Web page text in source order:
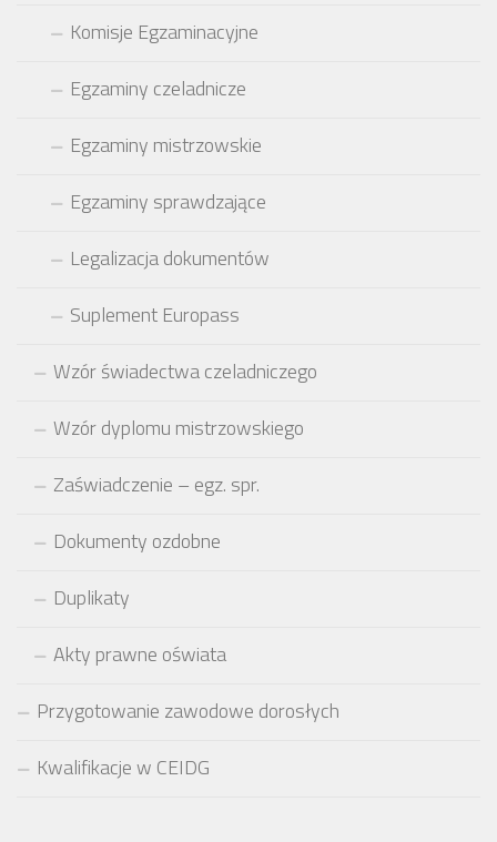
Komisje Egzaminacyjne
Egzaminy czeladnicze
Egzaminy mistrzowskie
Egzaminy sprawdzające
Legalizacja dokumentów
Suplement Europass
Wzór świadectwa czeladniczego
Wzór dyplomu mistrzowskiego
Zaświadczenie – egz. spr.
Dokumenty ozdobne
Duplikaty
Akty prawne oświata
Przygotowanie zawodowe dorosłych
Kwalifikacje w CEIDG